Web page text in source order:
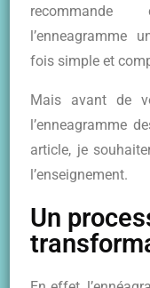
recommande
l’enneagramme
fois simple et
Mais avant de
l’enneagramme
article, je
l’enseignement.
Un